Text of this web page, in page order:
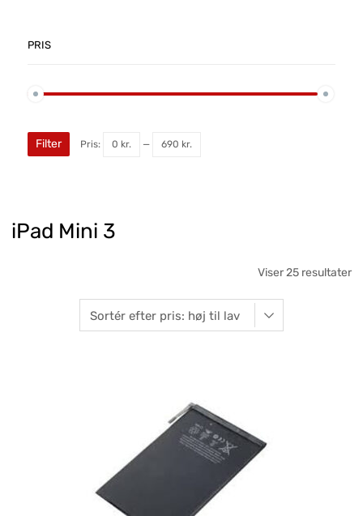
iPad Mini 3
Viser 25 resultater
PRIS
Filter Pris: 0 kr. — 690 kr.